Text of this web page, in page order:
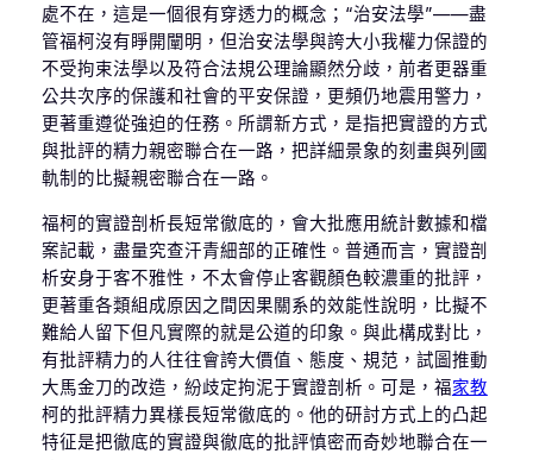
處不在，這是一個很有穿透力的概念；“治安法學”——盡
管福柯沒有睜開闡明，但治安法學與誇大小我權力保證的
不受拘束法學以及符合法規公理論顯然分歧，前者更器重
公共次序的保護和社會的平安保證，更頻仍地震用警力，
更著重遵從強迫的任務。所謂新方式，是指把實證的方式
與批評的精力親密聯合在一路，把詳細景象的刻畫與列國
軌制的比擬親密聯合在一路。
福柯的實證剖析長短常徹底的，會大批應用統計數據和檔
案記載，盡量究查汗青細部的正確性。普通而言，實證剖
析安身于客不雅性，不太會停止客觀顏色較濃重的批評，
更著重各類組成原因之間因果關系的效能性說明，比擬不
難給人留下但凡實際的就是公道的印象。與此構成對比，
有批評精力的人往往會誇大價值、態度、規范，試圖推動
大馬金刀的改造，紛歧定拘泥于實證剖析。可是，福家教
柯的批評精力異樣長短常徹底的。他的研討方式上的凸起
特征是把徹底的實證與徹底的批評慎密而奇妙地聯合在一